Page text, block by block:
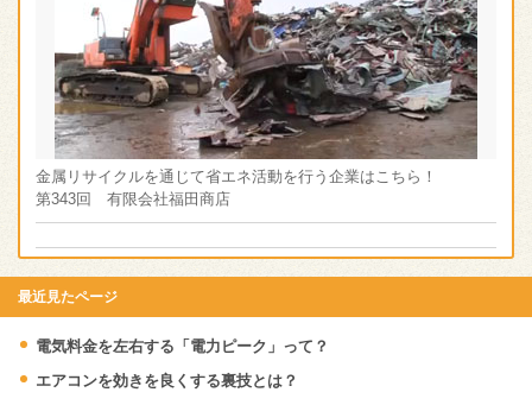
金属リサイクルを通じて省エネ活動を行う企業はこちら！
第343回 有限会社福田商店
最近見たページ
電気料金を左右する「電力ピーク」って？
エアコンを効きを良くする裏技とは？